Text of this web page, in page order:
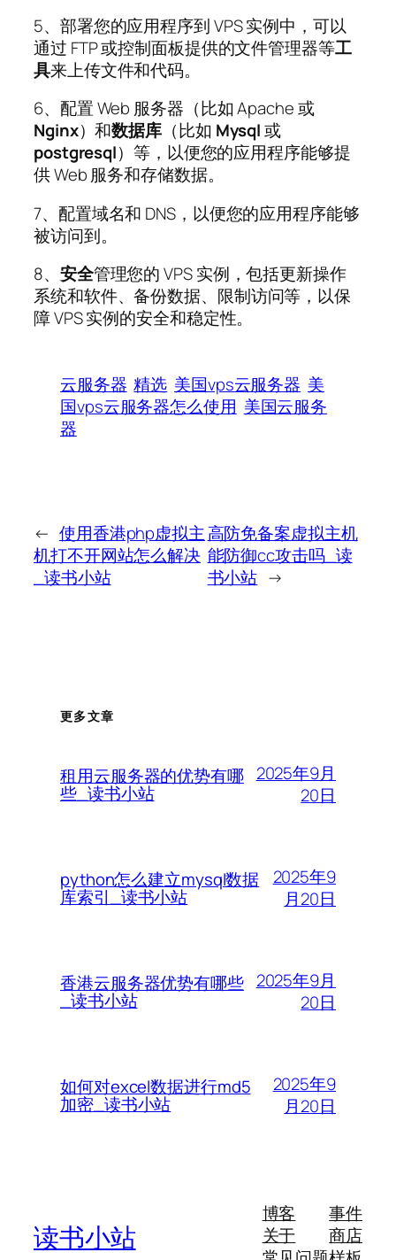
5、部署您的应用程序到 VPS 实例中，可以
通过 FTP 或控制面板提供的文件管理器等工
具来上传文件和代码。
6、配置 Web 服务器（比如 Apache 或
Nginx）和数据库 （比如 Mysql或
postgresql）等，以便您的应用程序能够提
供 Web 服务和存储数据。
7、配置域名和 DNS，以便您的应用程序能够
被访问到。
8、安全管理您的 VPS 实例，包括更新操作
系统和软件、备份数据、限制访问等，以保
障 VPS 实例的安全和稳定性。
云服务器 精选 美国vps云服务器 美
国vps云服务器怎么使用 美国云服务
器
← 使用香港php虚拟主
机打不开网站怎么解决
_读书小站
高防免备案虚拟主机
能防御cc攻击吗_读
书小站 →
更多文章
租用云服务器的优势有哪
些_读书小站
2025年9月
20日
python怎么建立mysql数据
库索引_读书小站
2025年9
月20日
香港云服务器优势有哪些
_读书小站
2025年9月
20日
如何对excel数据进行md5
加密_读书小站
2025年9
月20日
读书小站
博客
关于
事件
商店